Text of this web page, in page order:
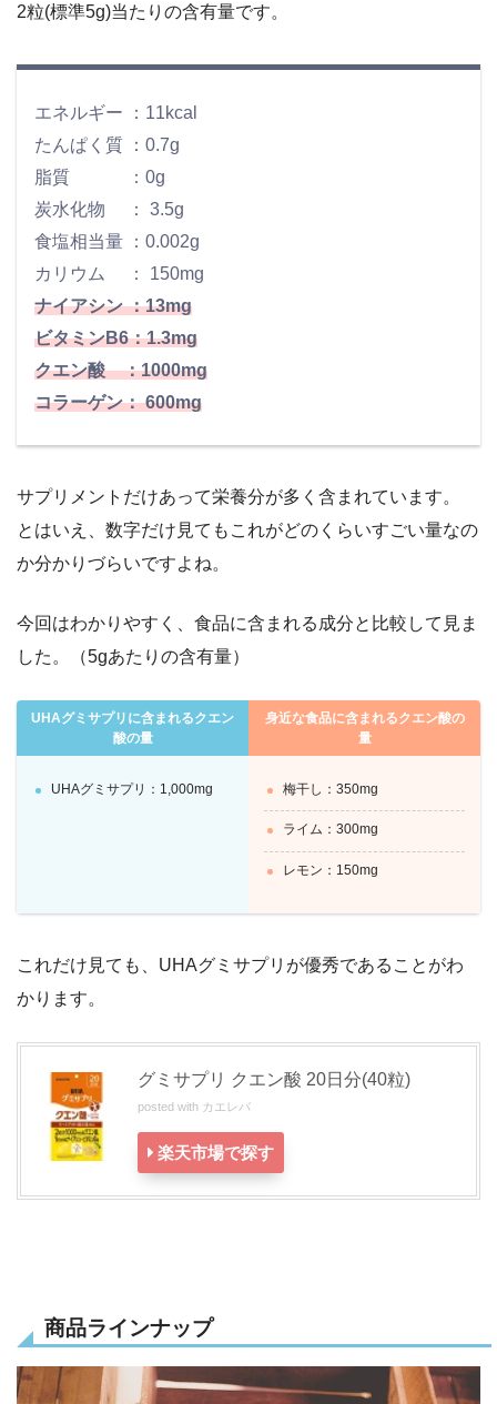
2粒(標準5g)当たりの含有量です。
エネルギー ：11kcal
たんぱく質 ：0.7g
脂質 ：0g
炭水化物 ： 3.5g
食塩相当量 ：0.002g
カリウム ： 150mg
ナイアシン ：13mg
ビタミンB6：1.3mg
クエン酸 ：1000mg
コラーゲン： 600mg
サプリメントだけあって栄養分が多く含まれています。
とはいえ、数字だけ見てもこれがどのくらいすごい量なの
か分かりづらいですよね。
今回はわかりやすく、食品に含まれる成分と比較して見ま
した。（5gあたりの含有量）
UHAグミサプリに含まれるクエン
酸の量
UHAグミサプリ：1,000mg
身近な食品に含まれるクエン酸の
量
梅干し：350mg
ライム：300mg
レモン：150mg
これだけ見ても、UHAグミサプリが優秀であることがわ
かります。
グミサプリ クエン酸 20日分(40粒)
posted with カエレバ
楽天市場で探す
商品ラインナップ